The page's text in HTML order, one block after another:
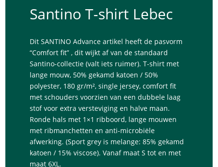
Santino T-shirt Lebec
Dit SANTINO Advance artikel heeft de pasvorm
“Comfort fit” , dit wijkt af van de standaard
Santino-collectie (valt iets ruimer). T-shirt met
lange mouw, 50% gekamd katoen / 50%
polyester, 180 gr/m², single jersey, comfort fit
met schouders voorzien van een dubbele laag
stof voor extra versteviging en halve maan.
Ronde hals met 1×1 ribboord, lange mouwen
met ribmanchetten en anti-microbiële
afwerking. (Sport grey is melange: 85% gekamd
katoen / 15% viscose). Vanaf maat S tot en met
maat 6XL.